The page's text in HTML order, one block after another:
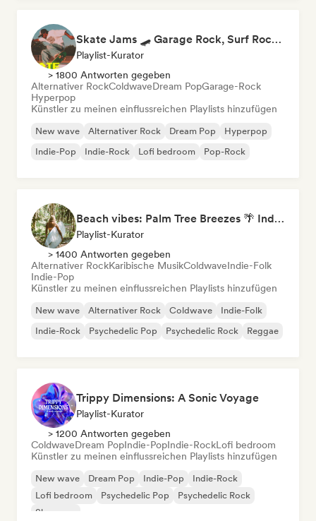
Skate Jams 🛹 Garage Rock, Surf Rock & Neo-Psych
Playlist-Kurator
> 1800 Antworten gegeben
Alternativer RockColdwaveDream PopGarage-Rock
Hyperpop
Künstler zu meinen einflussreichen Playlists hinzufügen
New wave Alternativer Rock Dream Pop
Hyperpop
Indie-Pop
Indie-Rock Lofi bedroom Pop-Rock
Beach vibes: Palm Tree Breezes 🌴 Indie Folk, Acoustic & Singer-Songwriter
Playlist-Kurator
> 1400 Antworten gegeben
Alternativer RockKaribische MusikColdwaveIndie-Folk
Indie-Pop
Künstler zu meinen einflussreichen Playlists hinzufügen
New wave Alternativer Rock Coldwave
Indie-Folk
Indie-Rock
Psychedelic Pop Psychedelic Rock Reggae
Trippy Dimensions: A Sonic Voyage
Playlist-Kurator
> 1200 Antworten gegeben
ColdwaveDream PopIndie-PopIndie-RockLofi bedroom
Künstler zu meinen einflussreichen Playlists hinzufügen
New wave Dream Pop Indie-Pop
Indie-Rock
Lofi bedroom
Psychedelic Pop
Psychedelic Rock
Shoegaze